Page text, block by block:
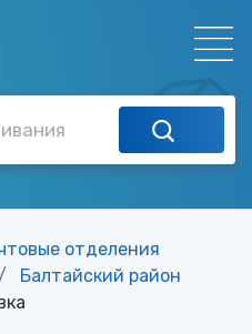
отделения
Балтайский район